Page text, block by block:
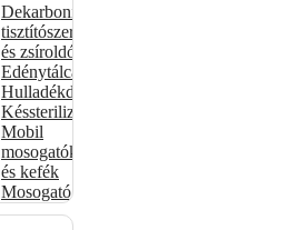
Dekarbonizáló
tisztítószerek
és zsíroldók
Edénytálcák
Hulladékdarálók
Késsterilizátorok
Mobil
mosogatók
és kefék
Mosogatógépkosarak